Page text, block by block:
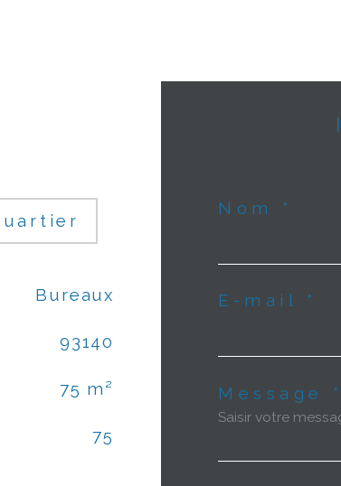
Bureaux
93140
75 m²
75
Nom *
E-mail *
Message *